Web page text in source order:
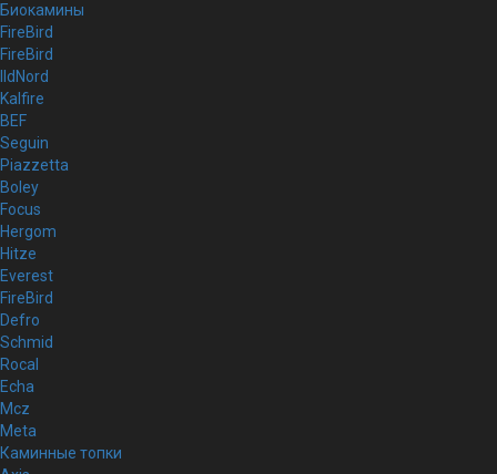
Биокамины
FireBird
FireBird
IldNord
Kalfire
BEF
Seguin
Piazzetta
Boley
Focus
Hergom
Hitze
Everest
FireBird
Defro
Schmid
Rocal
Echa
Mcz
Meta
Каминные топки